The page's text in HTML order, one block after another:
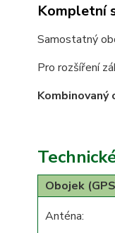
Kompletní
Samostatný
Pro rozšíření
Obojek
Anténa: